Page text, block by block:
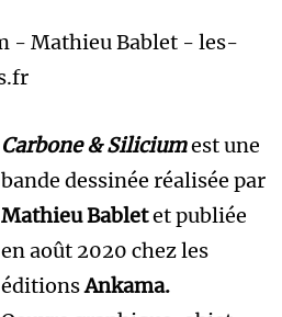
Carbone & Siliciumest une
bande dessinée réalisée par
Mathieu Babletet publiée
en août 2020 chez les
éditionsAnkama.